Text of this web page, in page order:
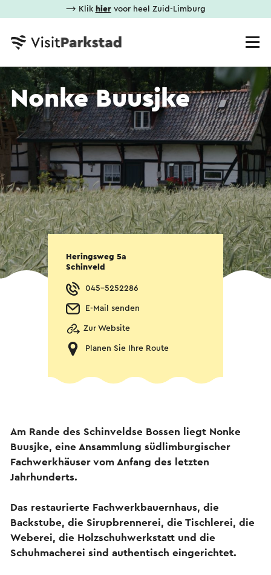
⟶ Klik hiervoor heel Zuid-Limburg
Nonke Buusjke
Heringsweg 5a
Schinveld
045-5252286
E-Mail senden
Zur Website
Planen Sie Ihre Route
Am Rande des Schinveldse Bossen liegt Nonke
Buusjke, eine Ansammlung südlimburgischer
Fachwerkhäuser vom Anfang des letzten
Jahrhunderts.
Das restaurierte Fachwerkbauernhaus, die
Backstube, die Sirupbrennerei, die Tischlerei, die
Weberei, die Holzschuhwerkstatt und die
Schuhmacherei sind authentisch eingerichtet.